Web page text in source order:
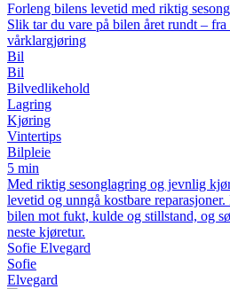
Forleng bilens levetid med riktig
Slik tar du vare på bilen året rundt –
vårklargjøring
Bil
Bil
Bilvedlikehold
Lagring
Kjøring
Vintertips
Bilpleie
5 min
Med riktig sesonglagring og jevnlig
levetid og unngå kostbare
bilen mot fukt, kulde og stillstand, og
neste kjøretur.
Sofie Elvegard
Sofie
Elvegard